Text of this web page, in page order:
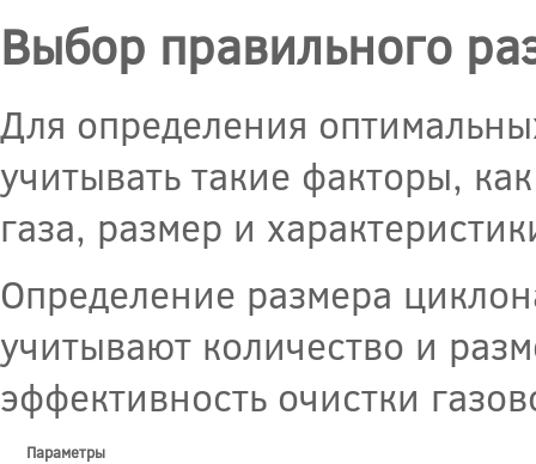
Выбор правильного
Для определения
учитывать такие факторы,
газа, размер и
Определение размера
учитывают количество и
эффективность очистки
Параметры